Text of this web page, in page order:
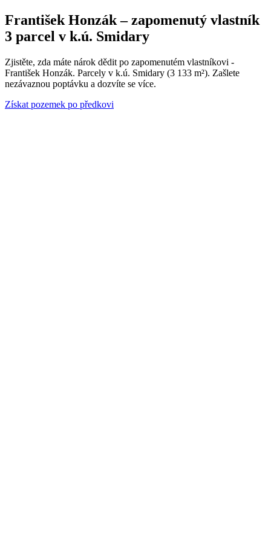
František Honzák – zapomenutý vlastník
3 parcel v k.ú. Smidary
Zjistěte, zda máte nárok dědit po zapomenutém vlastníkovi -
František Honzák. Parcely v k.ú. Smidary (3 133 m²). Zašlete
nezávaznou poptávku a dozvíte se více.
Získat pozemek po předkovi